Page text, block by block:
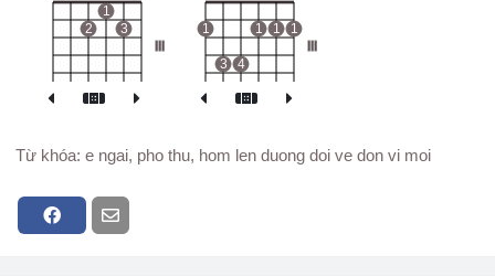
2
1
3
1
3 4
1 1 1
Từ khóa: e ngai, pho thu, hom len duong doi ve don vi moi